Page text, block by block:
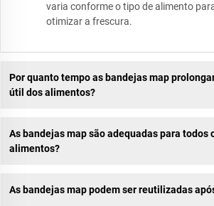
varia conforme o tipo de alimento
otimizar a frescura.
Por quanto tempo as bandejas map
útil dos alimentos?
As bandejas map são adequadas para todos
alimentos?
As bandejas map podem ser reutilizadas